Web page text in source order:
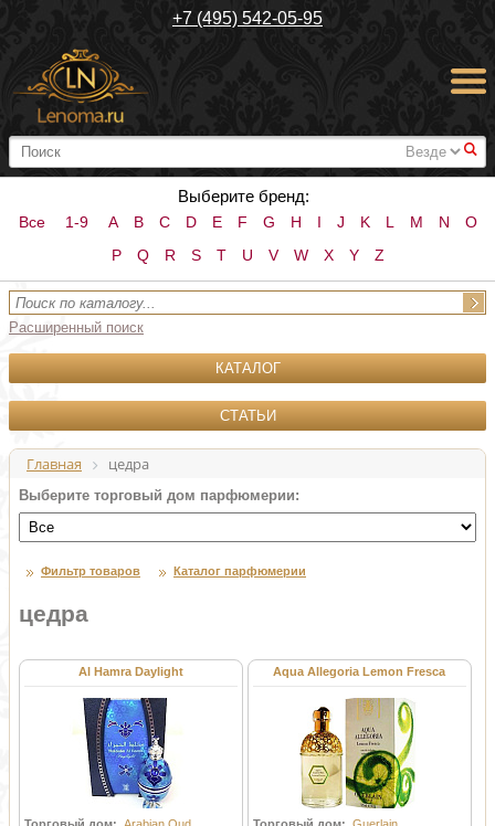
+7 (495) 542-05-95
#
Выберите бренд:
Все 1-9 A B C D E F G H I J K L M N
O
P
Q R S T U V W X Y Z
Расширенный поиск
КАТАЛОГ
СТАТЬИ
Главная цедра
Выберите торговый дом парфюмерии:
Фильтр товаров Каталог парфюмерии
цедра
Al Hamra Daylight Aqua Allegoria Lemon Fresca